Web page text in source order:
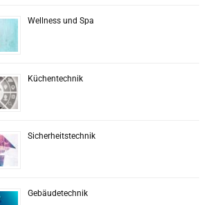
Wellness und Spa
Küchentechnik
Sicherheitstechnik
Gebäudetechnik